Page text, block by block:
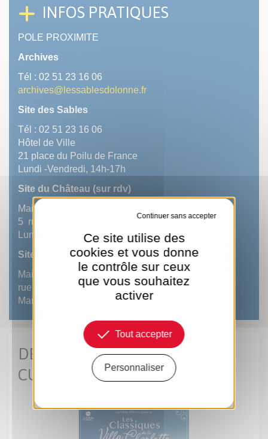
INFOS PRATIQUES
POLE PROXIMITE
Archives
Tél : 02 51 23 16 06
archives@lessablesdolonne.fr
Site des Sables
Tél : 02 51 23 16 06
Hôtel de Ville
21 place du Poilu de France
Lundi -Vendredi, 14h-17h
Site du Château (sur rdv)
Mairie annexe
5 rue Séraphin Buton
Lundi -Vendredi, 14h-17h
Site d'Olonne (sur rdv)
Mairie annexe La Jarrie
rue des Sables
Mardi -Mercredi-Vendredi, 14h-17h
DERNIÈRES ACTUS
CULTURELLES
Ce site utilise des
cookies et vous donne
le contrôle sur ceux
que vous souhaitez
activer
Tout accepter
Tout refuser
Personnaliser